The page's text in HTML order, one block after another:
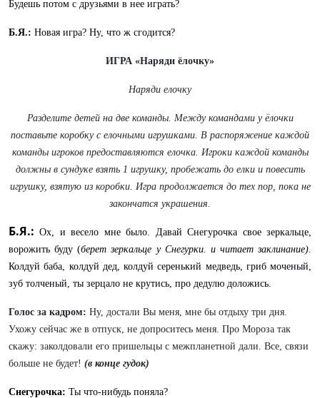
Будешь потом с друзьями в нее играть?
Б.Я.: Новая игра? Ну, что ж сгодится?
ИГРА «Наряди ёлочку»
Наряди елочку
Разделите детей на две команды. Между командами у ёлочки
поставьте коробку с елочными игрушками. В распоряжение каждой
команды игроков предоставляются елочка. Игроки каждой команды
должны в сундуке взять 1 игрушку, пробежать до елки и повесить
игрушку, взятую из коробки. Игра продолжается до тех пор, пока не
закончатся украшения.
Б.Я.: Ох, и весело мне было. Давай Снегурочка свое зеркальце,
ворожить буду (берет зеркальце у Снегурки. и читает заклинание).
Колдуй баба, колдуй дед, колдуй серенький медведь, гриб моченый,
зуб толченый, ты зерцало не крутись, про дедулю доложись.
Голос за кадром: Ну, достали Вы меня, мне бы отдыху три дня.
Ухожу сейчас же в отпуск, не допроситесь меня. Про Мороза так
скажу: заколдовали его пришельцы с межпланетной дали. Все, связи
больше не будет! (в конце гудок)
Снегурочка: Ты что-нибудь поняла?